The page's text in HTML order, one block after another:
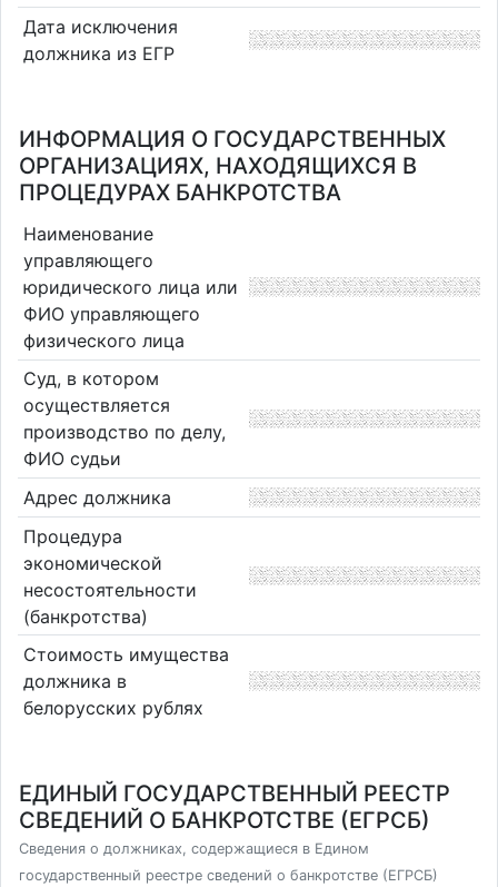
Дата исключения
должника из ЕГР
ИНФОРМАЦИЯ О ГОСУДАРСТВЕННЫХ
ОРГАНИЗАЦИЯХ, НАХОДЯЩИХСЯ В
ПРОЦЕДУРАХ БАНКРОТСТВА
Наименование
управляющего
юридического лица или
ФИО управляющего
физического лица
Суд, в котором
осуществляется
производство по делу,
ФИО судьи
Адрес должника
Процедура
экономической
несостоятельности
(банкротства)
Стоимость имущества
должника в
белорусских рублях
ЕДИНЫЙ ГОСУДАРСТВЕННЫЙ РЕЕСТР
СВЕДЕНИЙ О БАНКРОТСТВЕ (ЕГРСБ)
Сведения о должниках, содержащиеся в Едином
государственный реестре сведений о банкротстве (ЕГРСБ)